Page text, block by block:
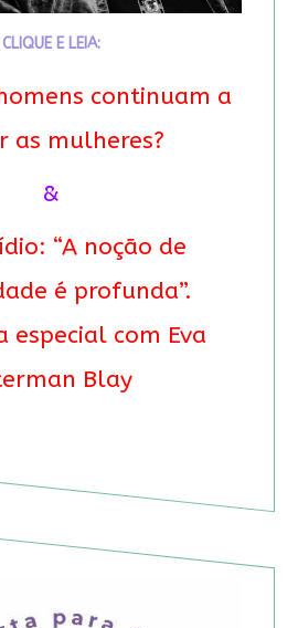
CLIQUE E LEIA:
continuam a
as mulheres?
&
“A noção de
é profunda”.
especial com Eva
Blay